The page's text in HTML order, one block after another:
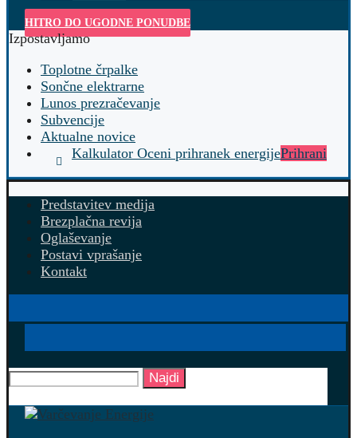
HITRO DO UGODNE PONUDBE
Izpostavljamo
Toplotne črpalke
Sončne elektrarne
Lunos prezračevanje
Subvencije
Aktualne novice
Kalkulator Oceni prihranek energijePrihrani
Predstavitev medija
Brezplačna revija
Oglaševanje
Postavi vprašanje
Kontakt
Najdi